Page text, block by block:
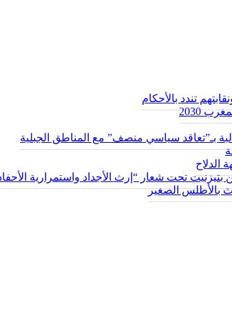
تندد بالأحكام
2030
تحت شعار “إرث الأجداد واستمرارية
بالأطلس الصغير